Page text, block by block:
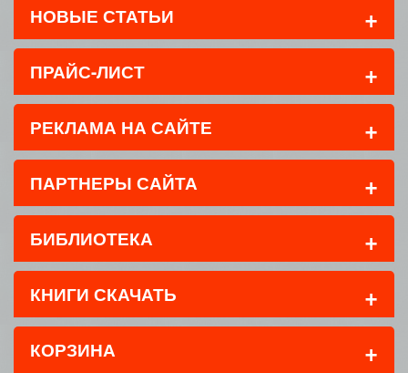
НОВЫЕ СТАТЬИ +
ПРАЙС-ЛИСТ +
РЕКЛАМА НА САЙТЕ +
ПАРТНЕРЫ САЙТА +
БИБЛИОТЕКА +
КНИГИ СКАЧАТЬ +
КОРЗИНА +